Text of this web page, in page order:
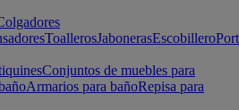
ToallerosJabonerasEscobillero
Conjuntos de muebles para
Armarios para bañoRepisa para